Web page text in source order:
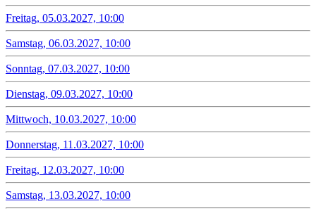
Freitag, 05.03.2027, 10:00
Samstag, 06.03.2027, 10:00
Sonntag, 07.03.2027, 10:00
Dienstag, 09.03.2027, 10:00
Mittwoch, 10.03.2027, 10:00
Donnerstag, 11.03.2027, 10:00
Freitag, 12.03.2027, 10:00
Samstag, 13.03.2027, 10:00